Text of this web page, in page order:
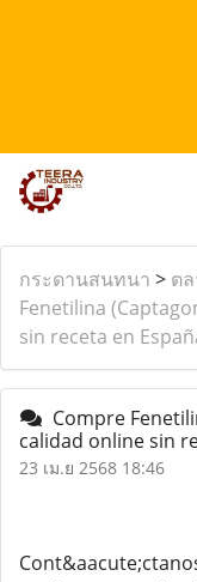
กระดานสนทนา > ต
Fenetilina
sin receta en
Compre
calidad online sin
23 เม.ย 2568 18:46